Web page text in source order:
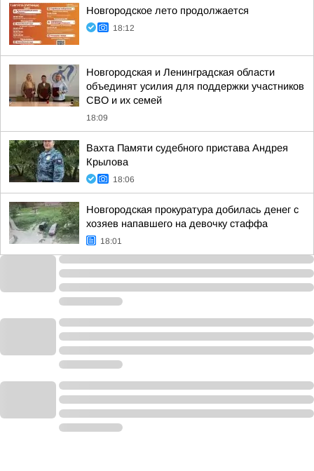
Новгородское лето продолжается
18:12
Новгородская и Ленинградская области
объединят усилия для поддержки участников
СВО и их семей
18:09
Вахта Памяти судебного пристава Андрея
Крылова
18:06
Новгородская прокуратура добилась денег с
хозяев напавшего на девочку стаффа
18:01